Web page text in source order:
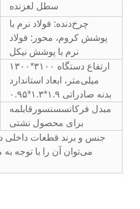
سطل لغزنده
چرخ‌دنده: فولاد نرم با
پوشش کروم، محور: فولاد
نرم با پوشش نیکل
ارتفاع دستگاه ۳۱۰۰*۱۳۰۰
میلی‌متر، ابعاد استاندارد
بدنه صادراتی ۱.۹*۱.۳*۰.۹۵
مبدل فرکانسسنسور قابلمه
برای محصول نشتی
جنس و برند قطعات داخلی
می‌توان آن را با